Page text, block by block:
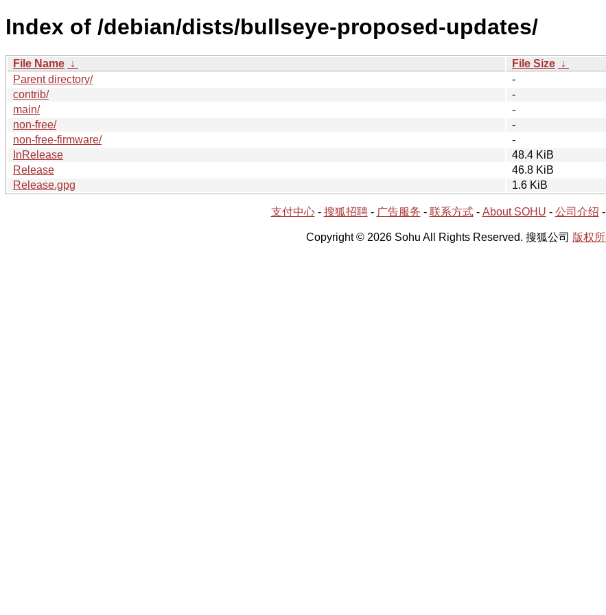
Index of /debian/dists/bullseye-proposed-updates/
File Name ↓ File Size ↓
Parent directory/
-
contrib/
-
main/
-
non-free/
-
non-free-firmware/
-
InRelease
48.4 KiB
Release
46.8 KiB
Release.gpg
1.6 KiB
支付中心- 搜狐招聘- 广告服务 - 联系方式- About SOHU - 公司介绍 -
Copyright © 2026 Sohu All Rights Reserved. 搜狐公司 版权